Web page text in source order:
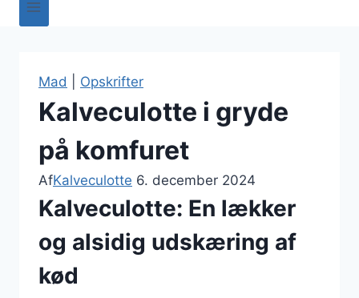
Mad Opskrifter
Kalveculotte i gryde
på komfuret
AfKalveculotte 6. december 2024
Kalveculotte: En lækker
og alsidig udskæring af
kød